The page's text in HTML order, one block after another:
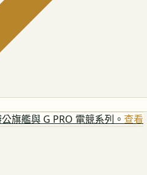
旗艦與 G PRO 電競系列。 查看